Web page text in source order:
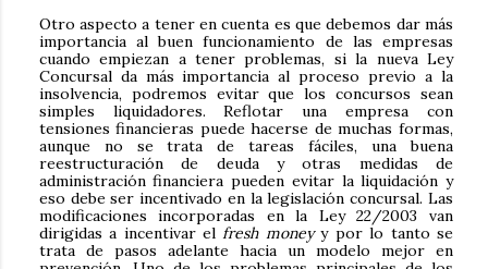
Otro aspecto a tener en cuenta es que debemos dar más
importancia al buen funcionamiento de las empresas
cuando empiezan a tener problemas, si la nueva Ley
Concursal da más importancia al proceso previo a la
insolvencia, podremos evitar que los concursos sean
simples liquidadores. Reflotar una empresa con
tensiones financieras puede hacerse de muchas formas,
aunque no se trata de tareas fáciles, una buena
reestructuración de deuda y otras medidas de
administración financiera pueden evitar la liquidación y
eso debe ser incentivado en la legislación concursal. Las
modificaciones incorporadas en la Ley 22/2003 van
dirigidas a incentivar elfresh moneyy por lo tanto se
trata de pasos adelante hacia un modelo mejor en